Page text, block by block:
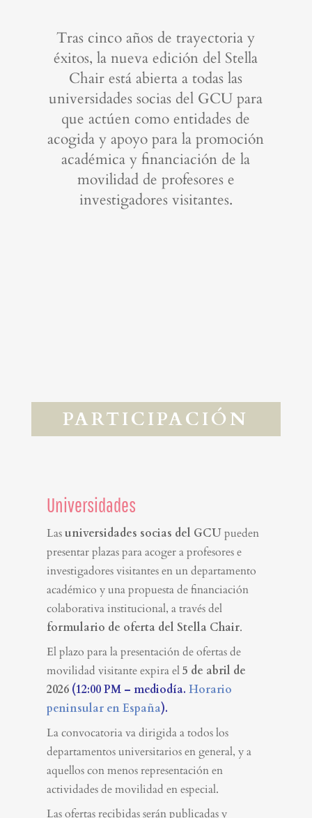
Tras cinco años de trayectoria y
éxitos, la nueva edición del Stella
Chair está abierta a todas las
universidades socias del GCU para
que actúen como entidades de
acogida y apoyo para la promoción
académica y financiación de la
movilidad de profesores e
investigadores visitantes.
PARTICIPACIÓN
Universidades
Lasuniversidades socias del GCUpueden
presentar plazas para acoger a profesores e
investigadores visitantes en un departamento
académico y una propuesta de financiación
colaborativa institucional, a través del
formulario de oferta del Stella Chair.
El plazo para la presentación de ofertas de
movilidad visitante expira el5 de abril de
2026 (12:00 PM – mediodía. Horario
peninsular en España).
La convocatoria va dirigida a todos los
departamentos universitarios en general, y a
aquellos con menos representación en
actividades de movilidad en especial.
Las ofertas recibidas serán publicadas y